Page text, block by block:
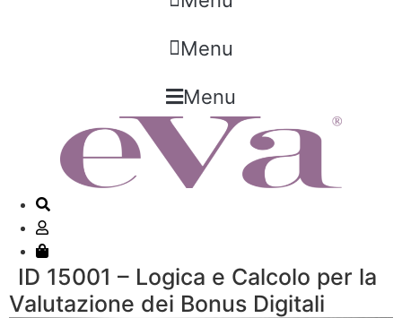
Menu
Menu
ID 15001 – Logica e Calcolo per la
Valutazione dei Bonus Digitali